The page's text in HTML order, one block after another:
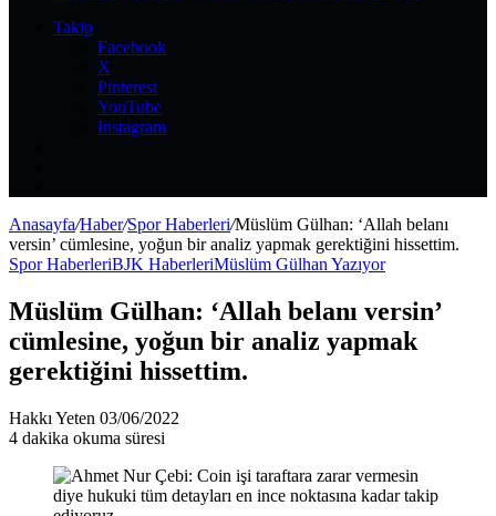
Takip
Facebook
X
Pinterest
YouTube
Instagram
Anasayfa/Haber/Spor Haberleri/Müslüm Gülhan: ‘Allah belanı
versin’ cümlesine, yoğun bir analiz yapmak gerektiğini hissettim.
Spor HaberleriBJK HaberleriMüslüm Gülhan Yazıyor
Müslüm Gülhan: ‘Allah belanı versin’
cümlesine, yoğun bir analiz yapmak
gerektiğini hissettim.
Hakkı Yeten Bir
e-
göndermek
03/06/2022
4 dakika okuma süresi